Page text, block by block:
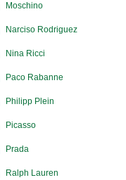
Moschino
Narciso Rodriguez
Nina Ricci
Paco Rabanne
Philipp Plein
Picasso
Prada
Ralph Lauren